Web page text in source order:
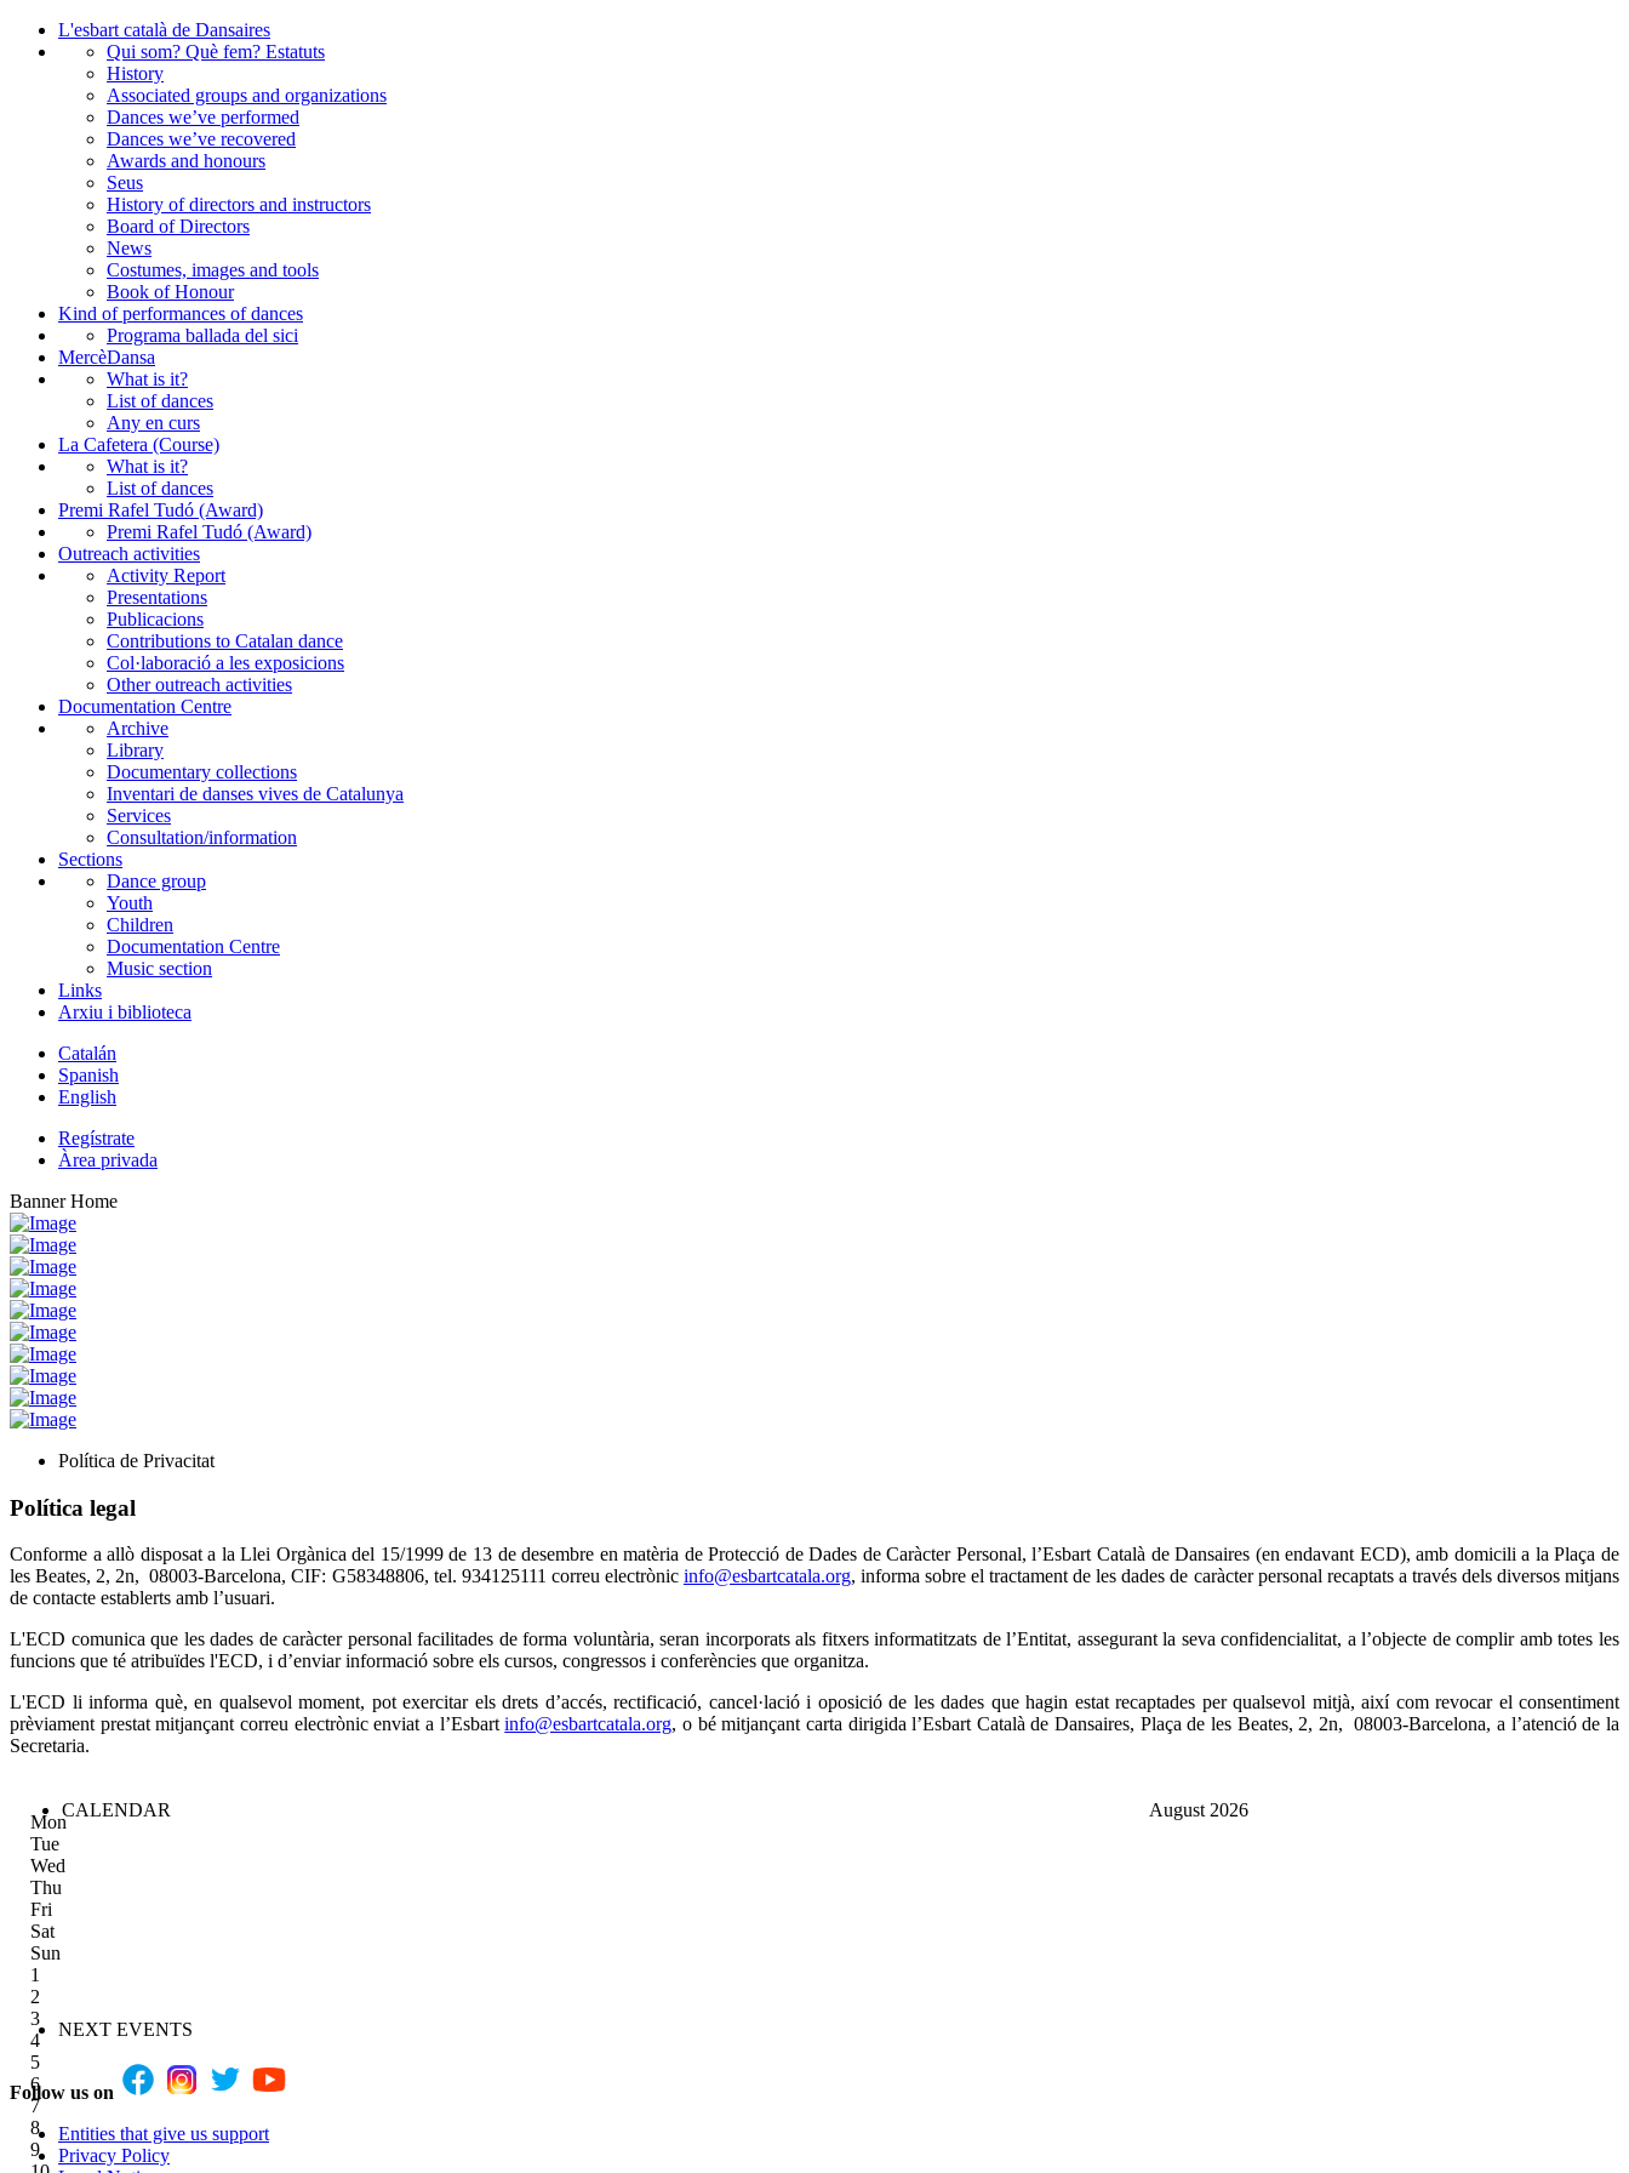
L'esbart català de Dansaires
Qui som? Què fem? Estatuts
History
Associated groups and organizations
Dances we’ve performed
Dances we’ve recovered
Awards and honours
Seus
History of directors and instructors
Board of Directors
News
Costumes, images and tools
Book of Honour
Kind of performances of dances
Programa ballada del sici
MercèDansa
What is it?
List of dances
Any en curs
La Cafetera (Course)
What is it?
List of dances
Premi Rafel Tudó (Award)
Premi Rafel Tudó (Award)
Outreach activities
Activity Report
Presentations
Publicacions
Contributions to Catalan dance
Col·laboració a les exposicions
Other outreach activities
Documentation Centre
Archive
Library
Documentary collections
Inventari de danses vives de Catalunya
Services
Consultation/information
Sections
Dance group
Youth
Children
Documentation Centre
Music section
Links
Arxiu i biblioteca
Catalán
Spanish
English
Regístrate
Àrea privada
Banner Home
Política de Privacitat
Política legal
Conforme a allò disposat a la Llei Orgànica del 15/1999 de 13 de desembre en matèria de Protecció de Dades de Caràcter Personal, l’Esbart Català de Dansaires (en endavant ECD), amb domicili a la Plaça de
les Beates, 2, 2n, 08003-Barcelona, CIF: G58348806, tel. 934125111 correu electrònic info@esbartcatala.org, informa sobre el tractament de les dades de caràcter personal recaptats a través dels diversos mitjans
de contacte establerts amb l’usuari.
L'ECD comunica que les dades de caràcter personal facilitades de forma voluntària, seran incorporats als fitxers informatitzats de l’Entitat, assegurant la seva confidencialitat, a l’objecte de complir amb totes les
funcions que té atribuïdes l'ECD, i d’enviar informació sobre els cursos, congressos i conferències que organitza.
L'ECD li informa què, en qualsevol moment, pot exercitar els drets d’accés, rectificació, cancel·lació i oposició de les dades que hagin estat recaptades per qualsevol mitjà, així com revocar el consentiment
prèviament prestat mitjançant correu electrònic enviat a l’Esbartinfo@esbartcatala.org, o bé mitjançant carta dirigida l’Esbart Català de Dansaires, Plaça de les Beates, 2, 2n, 08003-Barcelona, a l’atenció de la
Secretaria.
CALENDAR August 2026
Mon
Tue
Wed
Thu
Fri
Sat
Sun
1
2
3
4
5
6
7
8
9
NEXT EVENTS
Follow us on
Entities that give us support
Privacy Policy